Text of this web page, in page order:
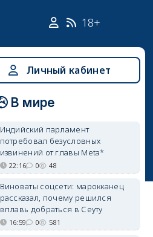
18+
Личный кабинет
В мире
Индийский парламент
потребовал безусловных
извинений от главы Meta*
22:16 0 48
Виноваты соцсети: марокканец
рассказал, почему решился
вплавь добраться в Сеуту
16:59 0 581